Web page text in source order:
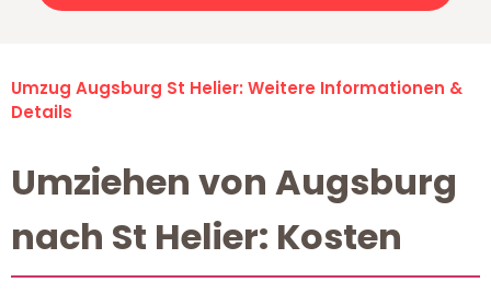
Umzug Augsburg St Helier: Weitere Informationen &
Details
Umziehen von Augsburg
nach St Helier: Kosten